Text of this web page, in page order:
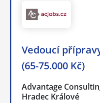
Vedoucí
(65-75.000 Kč)
Advantage
Hradec Králové